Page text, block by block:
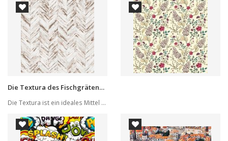
Die Textura des Fischgrätenmusters
Die Textura ist ein ideales Mittel für Änderung...